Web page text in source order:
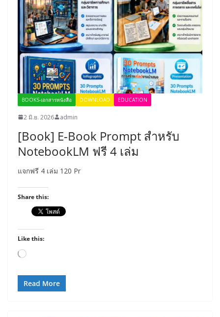
BOOKS-เอกสารหนังสือ DOWNLOAD EDUCATION
2 มิ.ย. 2026 admin
[Book] E-Book Prompt สำหรับ
NotebookLM ฟรี 4 เล่ม
แจกฟรี 4 เล่ม 120 Pr
Share this:
Like this:
Loading…
Read More